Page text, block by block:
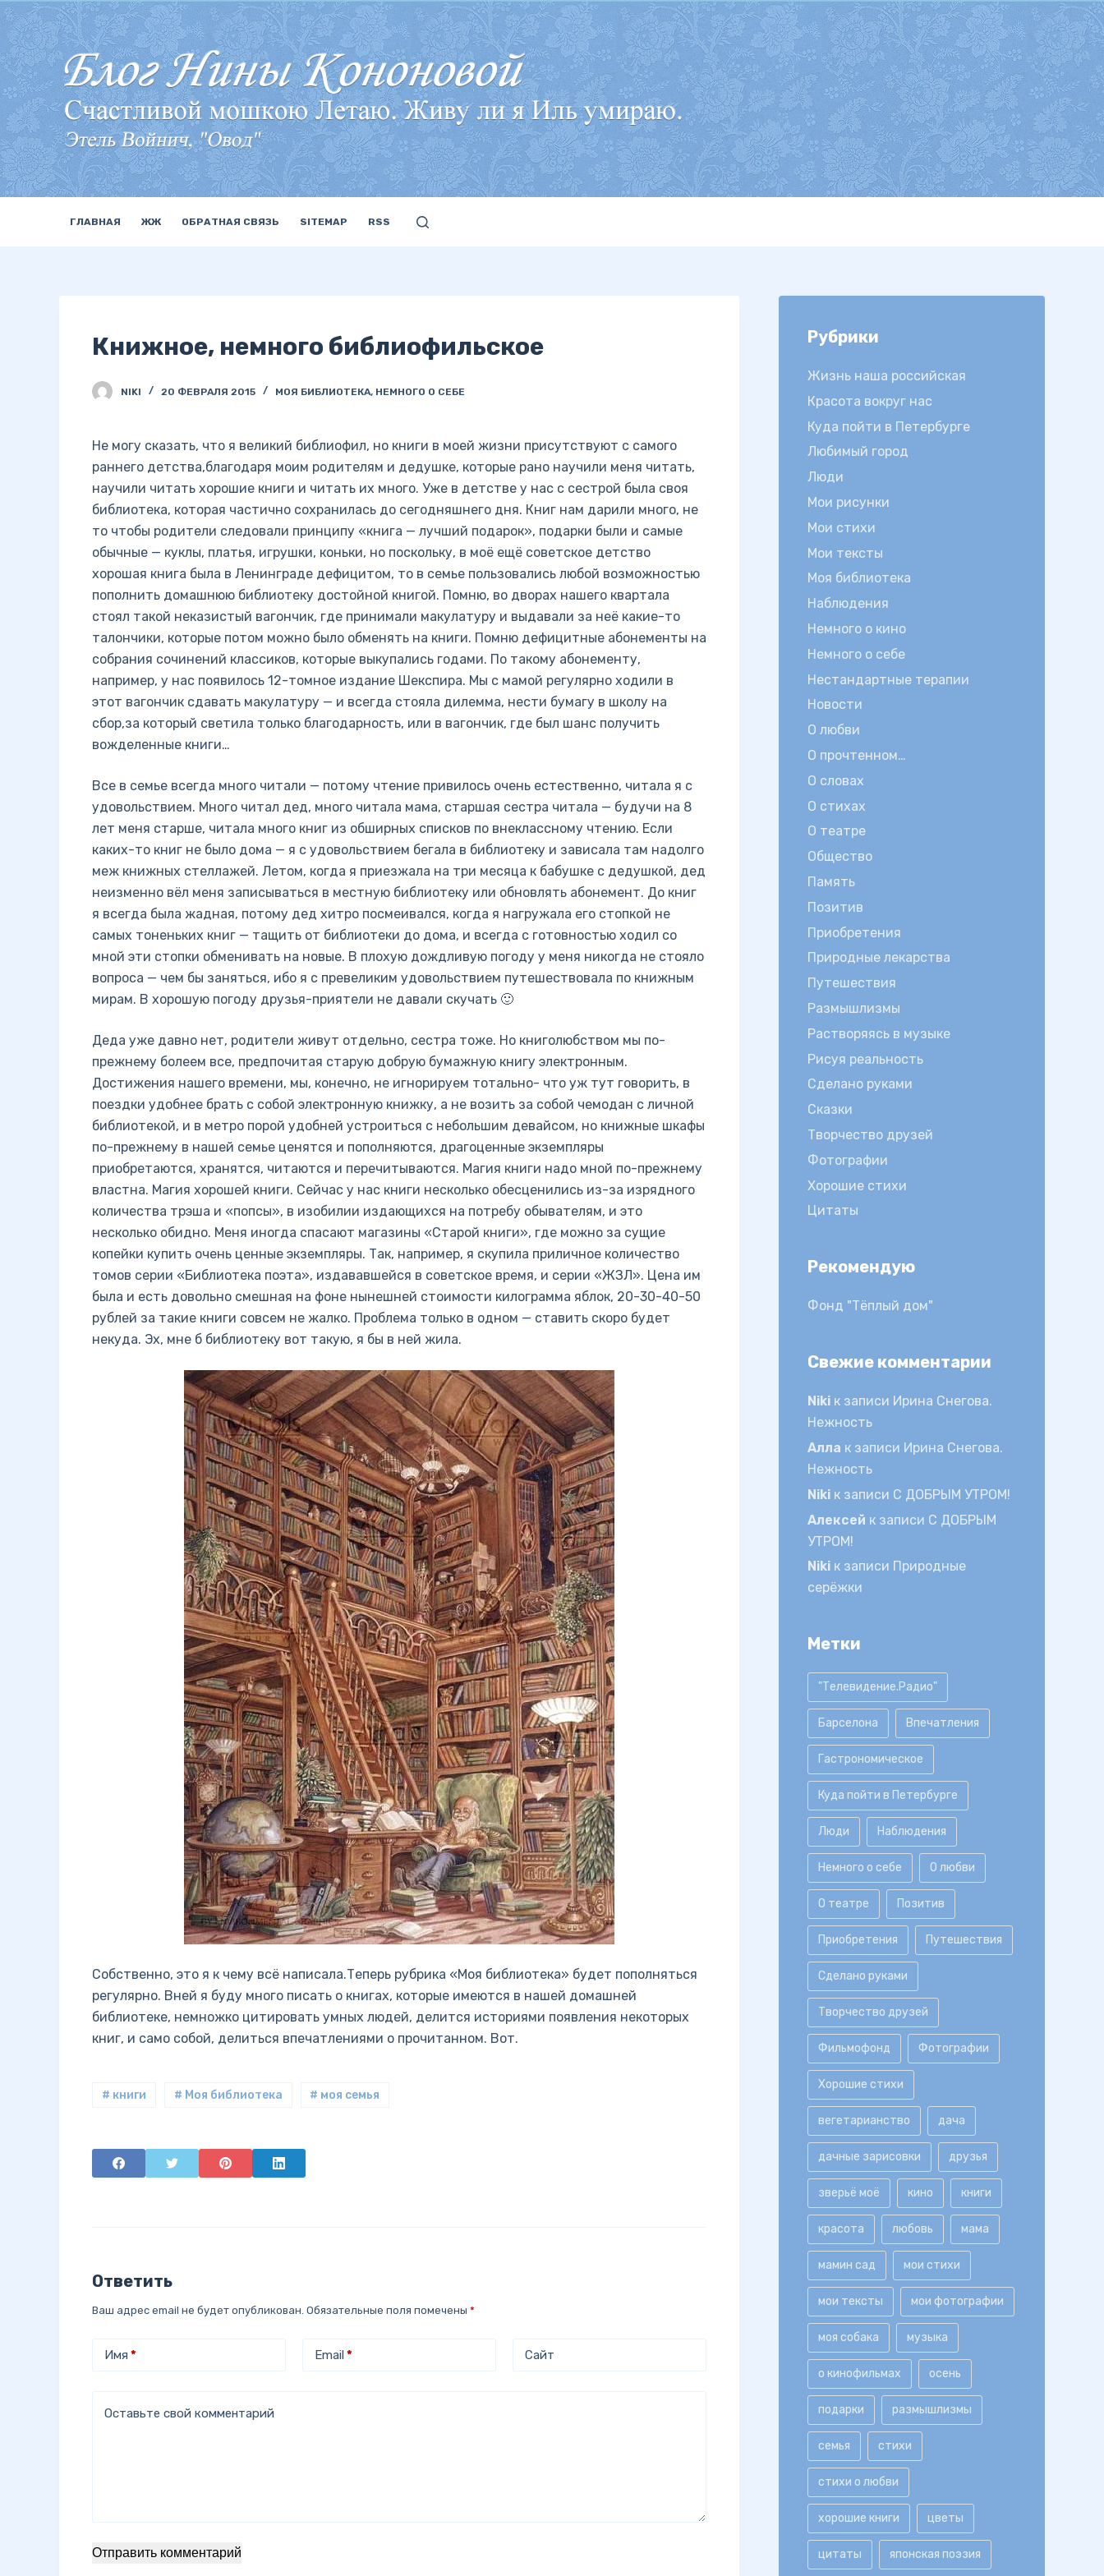
П
е
р
е
й
т
и
к
с
ГЛАВНАЯ ЖЖ ОБРАТНАЯ СВЯЗЬ SITEMAP RSS
Книжное, немного библиофильское
NIKI 20 ФЕВРАЛЯ 2015 МОЯ БИБЛИОТЕКА, НЕМНОГО О СЕБЕ
Не могу сказать, что я великий библиофил, но книги в моей жизни присутствуют с самого
раннего детства,благодаря моим родителям и дедушке, которые рано научили меня читать,
научили читать хорошие книги и читать их много. Уже в детстве у нас с сестрой была своя
библиотека, которая частично сохранилась до сегодняшнего дня. Книг нам дарили много, не
то чтобы родители следовали принципу «книга — лучший подарок», подарки были и самые
обычные — куклы, платья, игрушки, коньки, но поскольку, в моё ещё советское детство
хорошая книга была в Ленинграде дефицитом, то в семье пользовались любой возможностью
пополнить домашнюю библиотеку достойной книгой. Помню, во дворах нашего квартала
стоял такой неказистый вагончик, где принимали макулатуру и выдавали за неё какие-то
талончики, которые потом можно было обменять на книги. Помню дефицитные абонементы на
собрания сочинений классиков, которые выкупались годами. По такому абонементу,
например, у нас появилось 12-томное издание Шекспира. Мы с мамой регулярно ходили в
этот вагончик сдавать макулатуру — и всегда стояла дилемма, нести бумагу в школу на
сбор,за который светила только благодарность, или в вагончик, где был шанс получить
вожделенные книги…
Все в семье всегда много читали — потому чтение привилось очень естественно, читала я с
удовольствием. Много читал дед, много читала мама, старшая сестра читала — будучи на 8
лет меня старше, читала много книг из обширных списков по внеклассному чтению. Если
каких-то книг не было дома — я с удовольствием бегала в библиотеку и зависала там надолго
меж книжных стеллажей. Летом, когда я приезжала на три месяца к бабушке с дедушкой, дед
неизменно вёл меня записываться в местную библиотеку или обновлять абонемент. До книг
я всегда была жадная, потому дед хитро посмеивался, когда я нагружала его стопкой не
самых тоненьких книг — тащить от библиотеки до дома, и всегда с готовностью ходил со
мной эти стопки обменивать на новые. В плохую дождливую погоду у меня никогда не стояло
вопроса — чем бы заняться, ибо я с превеликим удовольствием путешествовала по книжным
мирам. В хорошую погоду друзья-приятели не давали скучать 🙂
Деда уже давно нет, родители живут отдельно, сестра тоже. Но книголюбством мы по-
прежнему болеем все, предпочитая старую добрую бумажную книгу электронным.
Достижения нашего времени, мы, конечно, не игнорируем тотально- что уж тут говорить, в
поездки удобнее брать с собой электронную книжку, а не возить за собой чемодан с личной
библиотекой, и в метро порой удобней устроиться с небольшим девайсом, но книжные шкафы
по-прежнему в нашей семье ценятся и пополняются, драгоценные экземпляры
приобретаются, хранятся, читаются и перечитываются. Магия книги надо мной по-прежнему
властна. Магия хорошей книги. Сейчас у нас книги несколько обесценились из-за изрядного
количества трэша и «попсы», в изобилии издающихся на потребу обывателям, и это
несколько обидно. Меня иногда спасают магазины «Старой книги», где можно за сущие
копейки купить очень ценные экземпляры. Так, например, я скупила приличное количество
томов серии «Библиотека поэта», издававшейся в советское время, и серии «ЖЗЛ». Цена им
была и есть довольно смешная на фоне нынешней стоимости килограмма яблок, 20-30-40-50
рублей за такие книги совсем не жалко. Проблема только в одном — ставить скоро будет
некуда. Эх, мне б библиотеку вот такую, я бы в ней жила.
Собственно, это я к чему всё написала.Теперь рубрика «Моя библиотека» будет пополняться
регулярно. Вней я буду много писать о книгах, которые имеются в нашей домашней
библиотеке, немножко цитировать умных людей, делится историями появления некоторых
книг, и само собой, делиться впечатлениями о прочитанном. Вот.
# книги # Моя библиотека # моя семья
Ответить
Ваш адрес email не будет опубликован. Обязательные поля помечены *
Имя * Email * Сайт
Оставьте свой комментарий
Отправить комментарий
Рубрики
Жизнь наша российская
Красота вокруг нас
Куда пойти в Петербурге
Любимый город
Люди
Мои рисунки
Мои стихи
Мои тексты
Моя библиотека
Наблюдения
Немного о кино
Немного о себе
Нестандартные терапии
Новости
О любви
О прочтенном…
О словах
О стихах
О театре
Общество
Память
Позитив
Приобретения
Природные лекарства
Путешествия
Размышлизмы
Растворяясь в музыке
Рисуя реальность
Сделано руками
Сказки
Творчество друзей
Фотографии
Хорошие стихи
Цитаты
Рекомендую
Фонд "Тёплый дом"
Свежие комментарии
Niki к записи Ирина Снегова.
Нежность
Алла к записи Ирина Снегова.
Нежность
Niki к записи С ДОБРЫМ УТРОМ!
Алексей к записи С ДОБРЫМ
УТРОМ!
Niki к записи Природные
серёжки
Метки
"Телевидение.Радио"
Барселона Впечатления
Гастрономическое
Куда пойти в Петербурге
Люди Наблюдения
Немного о себе О любви
О театре Позитив
Приобретения Путешествия
Сделано руками
Творчество друзей
Фильмофонд Фотографии
Хорошие стихи
вегетарианство дача
дачные зарисовки друзья
зверьё моё кино книги
красота любовь мама
мамин сад мои стихи
мои тексты мои фотографии
моя собака музыка
о кинофильмах осень
подарки размышлизмы
семья стихи
стихи о любви
хорошие книги цветы
цитаты японская поэзия